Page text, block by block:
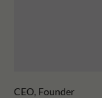
CEO, Founder